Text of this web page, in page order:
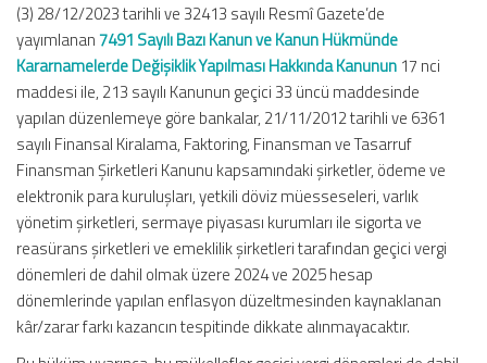
(3) 28/12/2023 tarihli ve 32413 sayılı Resmî Gazete’de
yayımlanan7491 Sayılı Bazı Kanun ve Kanun Hükmünde
Kararnamelerde Değişiklik Yapılması Hakkında Kanunun 17 nci
maddesi ile, 213 sayılı Kanunun geçici 33 üncü maddesinde
yapılan düzenlemeye göre bankalar, 21/11/2012 tarihli ve 6361
sayılı Finansal Kiralama, Faktoring, Finansman ve Tasarruf
Finansman Şirketleri Kanunu kapsamındaki şirketler, ödeme ve
elektronik para kuruluşları, yetkili döviz müesseseleri, varlık
yönetim şirketleri, sermaye piyasası kurumları ile sigorta ve
reasürans şirketleri ve emeklilik şirketleri tarafından geçici vergi
dönemleri de dahil olmak üzere 2024 ve 2025 hesap
dönemlerinde yapılan enflasyon düzeltmesinden kaynaklanan
kâr/zarar farkı kazancın tespitinde dikkate alınmayacaktır.